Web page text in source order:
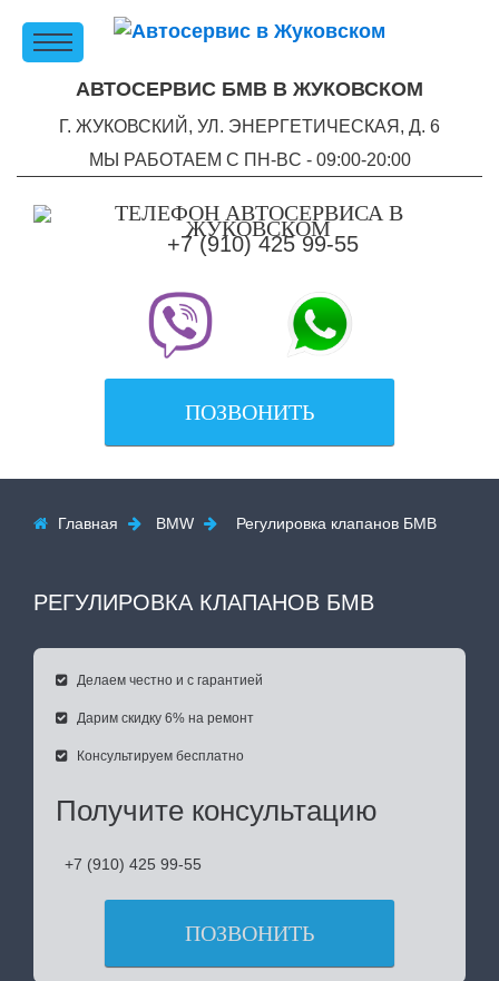
АВТОСЕРВИС БМВ В ЖУКОВСКОМ
Г. ЖУКОВСКИЙ, УЛ. ЭНЕРГЕТИЧЕСКАЯ, Д. 6
МЫ РАБОТАЕМ С ПН-ВC - 09:00-20:00
+7 (910) 425 99-55
ПОЗВОНИТЬ
 Главная  BMW  Регулировка клапанов БМВ
РЕГУЛИРОВКА КЛАПАНОВ БМВ
 Делаем честно и с гарантией
 Дарим скидку 6% на ремонт
 Консультируем бесплатно
Получите консультацию
+7 (910) 425 99-55
ПОЗВОНИТЬ